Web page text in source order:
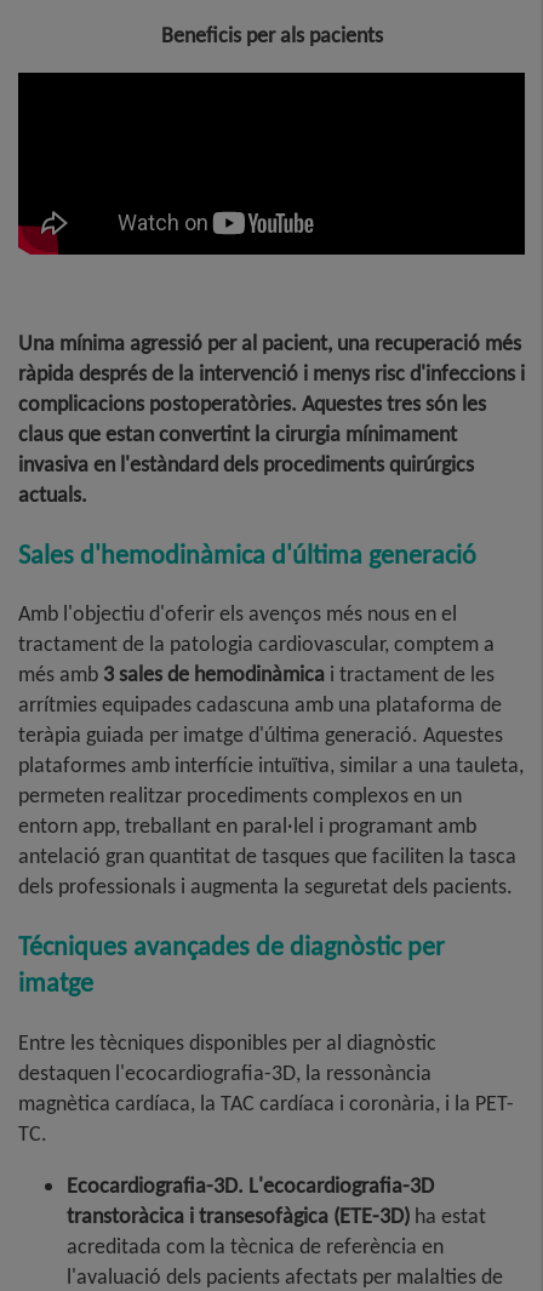
Beneficis per als pacients
Una mínima agressió per al pacient, una recuperació més
ràpida després de la intervenció i menys risc d'infeccions i
complicacions postoperatòries. Aquestes tres són les
claus que estan convertint la cirurgia mínimament
invasiva en l'estàndard dels procediments quirúrgics
actuals.
Sales d'hemodinàmica d'última generació
Amb l'objectiu d'oferir els avenços més nous en el
tractament de la patologia cardiovascular, comptem a
més amb 3 sales de hemodinàmica i tractament de les
arrítmies equipades cadascuna amb una plataforma de
teràpia guiada per imatge d'última generació. Aquestes
plataformes amb interfície intuïtiva, similar a una tauleta,
permeten realitzar procediments complexos en un
entorn app, treballant en paral·lel i programant amb
antelació gran quantitat de tasques que faciliten la tasca
dels professionals i augmenta la seguretat dels pacients.
Técniques avançades de diagnòstic per
imatge
Entre les tècniques disponibles per al diagnòstic
destaquen l'ecocardiografia-3D, la ressonància
magnètica cardíaca, la TAC cardíaca i coronària, i la PET-
TC.
Ecocardiografia-3D. L'ecocardiografia-3D
transtoràcica i transesofàgica (ETE-3D) ha estat
acreditada com la tècnica de referència en
l'avaluació dels pacients afectats per malalties de